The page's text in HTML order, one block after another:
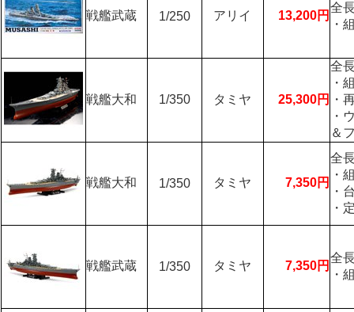
戦艦武蔵 1/250 アリイ 13,200円
全
・
戦艦大和 1/350 タミヤ 25,300円
全
・
・
・
＆
戦艦大和 1/350 タミヤ 7,350円
全
・
・
・
戦艦武蔵 1/350 タミヤ 7,350円
全
・